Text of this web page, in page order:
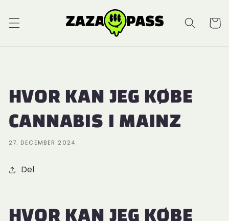
HVOR KAN JEG KØBE
CANNABIS I MAINZ
27. DECEMBER 2024
Del